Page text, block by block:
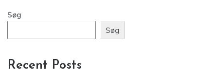
Søg
Søg
Recent Posts